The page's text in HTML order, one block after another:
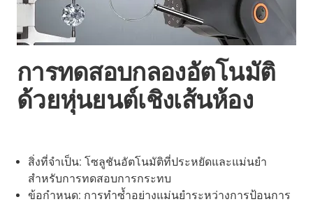
การทดสอบกลองอัตโนมัติ
ด้วยหุ่นยนต์เชิงเส้นห้อง
สิ่งที่จำเป็น: โซลูชันอัตโนมัติที่ประหยัดและแม่นยำ
สำหรับการทดสอบการกระทบ
ข้อกำหนด: การทำซ้ำอย่างแม่นยำระหว่างการป้อนการ